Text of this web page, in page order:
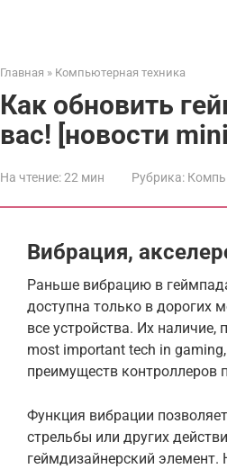
Главная » Компьютерная техника
Как обновить
вас! [новости
На чтение:22 мин Рубрика:
Вибрация,
Раньше вибрацию в
доступна только в дорогих
все устройства. Их
most important tech in
преимуществ
Функция вибрации
стрельбы или других
геймдизайнерский элемент.